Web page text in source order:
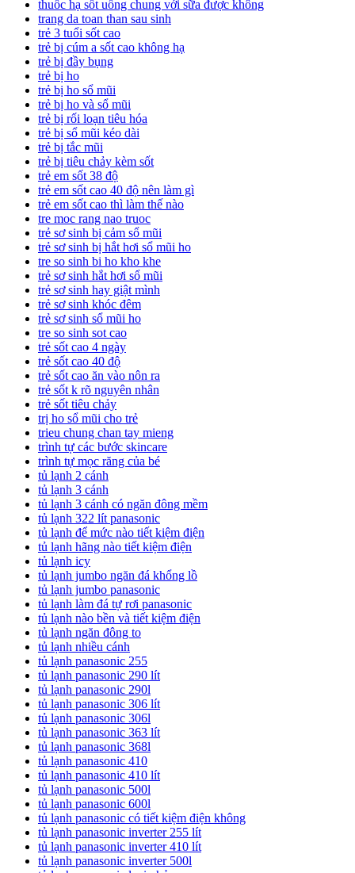
thuốc hạ sốt uống chung với sữa được không
trang da toan than sau sinh
trẻ 3 tuổi sốt cao
trẻ bị cúm a sốt cao không hạ
trẻ bị đầy bụng
trẻ bị ho
trẻ bị ho sổ mũi
trẻ bị ho và sổ mũi
trẻ bị rối loạn tiêu hóa
trẻ bị sổ mũi kéo dài
trẻ bị tắc mũi
trẻ bị tiêu chảy kèm sốt
trẻ em sốt 38 độ
trẻ em sốt cao 40 độ nên làm gì
trẻ em sốt cao thì làm thế nào
tre moc rang nao truoc
trẻ sơ sinh bị cảm sổ mũi
trẻ sơ sinh bị hắt hơi sổ mũi ho
tre so sinh bi ho kho khe
trẻ sơ sinh hắt hơi sổ mũi
trẻ sơ sinh hay giật mình
trẻ sơ sinh khóc đêm
trẻ sơ sinh sổ mũi ho
tre so sinh sot cao
trẻ sốt cao 4 ngày
trẻ sốt cao 40 độ
trẻ sốt cao ăn vào nôn ra
trẻ sốt k rõ nguyên nhân
trẻ sốt tiêu chảy
trị ho sổ mũi cho trẻ
trieu chung chan tay mieng
trình tự các bước skincare
trình tự mọc răng của bé
tủ lạnh 2 cánh
tủ lạnh 3 cánh
tủ lạnh 3 cánh có ngăn đông mềm
tủ lạnh 322 lít panasonic
tủ lạnh để mức nào tiết kiệm điện
tủ lạnh hãng nào tiết kiệm điện
tủ lạnh icy
tủ lạnh jumbo ngăn đá khổng lồ
tủ lạnh jumbo panasonic
tủ lạnh làm đá tự rơi panasonic
tủ lạnh nào bền và tiết kiệm điện
tủ lạnh ngăn đông to
tủ lạnh nhiều cánh
tủ lạnh panasonic 255
tủ lạnh panasonic 290 lít
tủ lạnh panasonic 290l
tủ lạnh panasonic 306 lít
tủ lạnh panasonic 306l
tủ lạnh panasonic 363 lít
tủ lạnh panasonic 368l
tủ lạnh panasonic 410
tủ lạnh panasonic 410 lít
tủ lạnh panasonic 500l
tủ lạnh panasonic 600l
tủ lạnh panasonic có tiết kiệm điện không
tủ lạnh panasonic inverter 255 lít
tủ lạnh panasonic inverter 410 lít
tủ lạnh panasonic inverter 500l